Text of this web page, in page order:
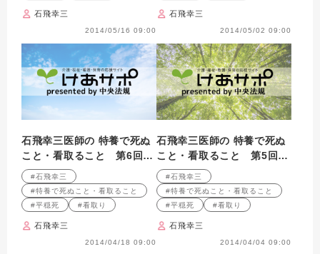
石飛幸三
2014/05/16 09:00
石飛幸三
2014/05/02 09:00
石飛幸三医師の 特養で死ぬ
こと・看取ること 第6回
空腹は最高のスパイス－特
養の食事への提言
#石飛幸三
#特養で死ぬこと・看取ること
#平穏死
#看取り
石飛幸三
2014/04/18 09:00
石飛幸三医師の 特養で死ぬ
こと・看取ること 第5回
介護職－座敷わらしみたい
に使命を帯びた人たち
#石飛幸三
#特養で死ぬこと・看取ること
#平穏死
#看取り
石飛幸三
2014/04/04 09:00